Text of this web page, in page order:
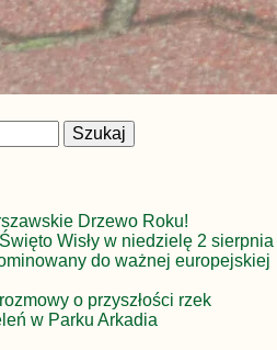
Drzewo Roku!
Wisły w niedzielę 2 sierpnia
do ważnej europejskiej
o przyszłości rzek
w Parku Arkadia